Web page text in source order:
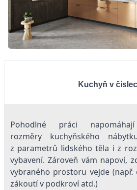
Kuchyň v
Pohodlné práci napomáhají
rozměry kuchyňského
z parametrů lidského těla i z
vybavení. Zároveň vám napoví,
vybraného prostoru vejde (např.
zákoutí v podkroví atd.)